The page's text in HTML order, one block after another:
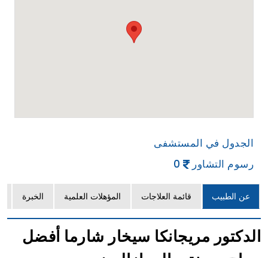
الجدول في المستشفى
رسوم التشاور
عن الطبيب قائمة العلاجات المؤهلات العلمية الخبرة
الدكتور مريجانكا سيخار شارما أفضل